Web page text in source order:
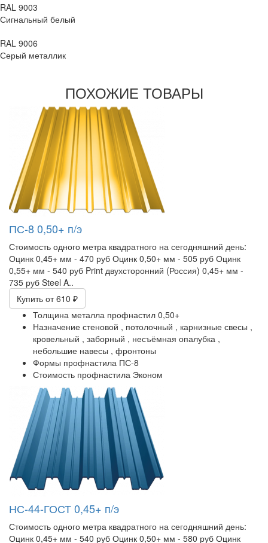
RAL 9003
Сигнальный белый
RAL 9006
Серый металлик
ПОХОЖИЕ ТОВАРЫ
ПС-8 0,50+ п/э
Стоимость одного метра квадратного на сегодняшний день:
Оцинк 0,45+ мм - 470 руб Оцинк 0,50+ мм - 505 руб Оцинк
0,55+ мм - 540 руб Print двухсторонний (Россия) 0,45+ мм -
735 руб Steel A..
Купить от 610 ₽
Толщина металла профнастил 0,50+
Назначение стеновой , потолочный , карнизные свесы ,
кровельный , заборный , несъёмная опалубка ,
небольшие навесы , фронтоны
Формы профнастила ПС-8
Стоимость профнастила Эконом
НС-44-ГОСТ 0,45+ п/э
Стоимость одного метра квадратного на сегодняшний день:​
Оцинк 0,45+ мм - 540 руб Оцинк 0,50+ мм - 580 руб Оцинк